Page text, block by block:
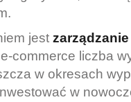
jest
commerce liczba
w okresach
w